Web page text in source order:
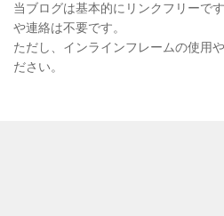
当ブログは基本的にリンクフリーで
や連絡は不要です。
ただし、インラインフレームの使用
ださい。